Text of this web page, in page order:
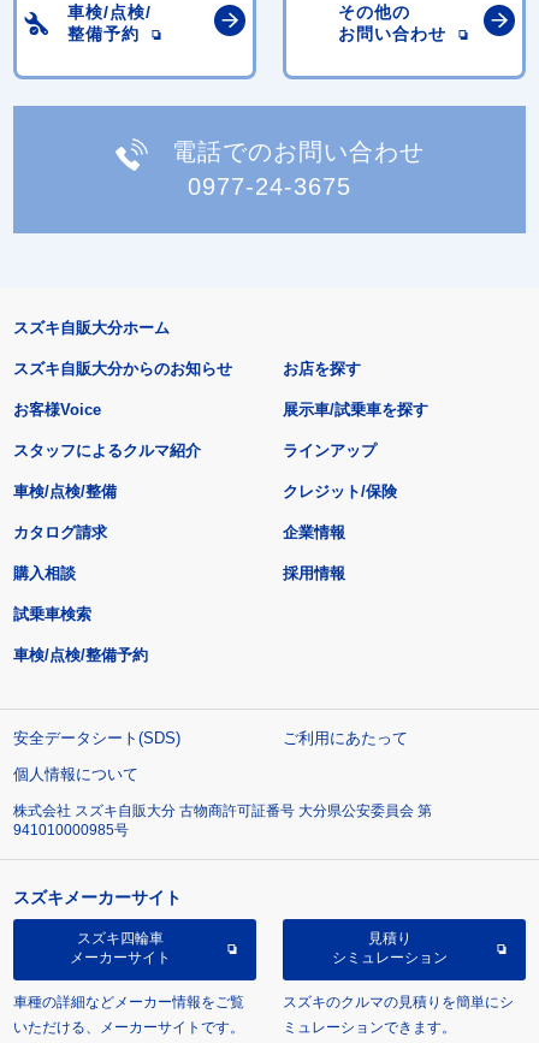
車検/点検/
整備予約
その他の
お問い合わせ
電話でのお問い合わせ
0977-24-3675
スズキ自販大分ホーム
スズキ自販大分からのお知らせ
お客様Voice
スタッフによるクルマ紹介
お店を探す
展示車/試乗車を探す
ラインアップ
車検/点検/整備 クレジット/保険
カタログ請求
購入相談
試乗車検索
車検/点検/整備予約
企業情報
採用情報
安全データシート(SDS)
ご利用にあたって
個人情報について
株式会社 スズキ自販大分 古物商許可証番号 大分県公安委員会 第
941010000985号
スズキメーカーサイト
スズキ四輪車
メーカーサイト
車種の詳細などメーカー情報をご覧
いただける、メーカーサイトです。
見積り
シミュレーション
スズキのクルマの見積りを簡単にシ
ミュレーションできます。